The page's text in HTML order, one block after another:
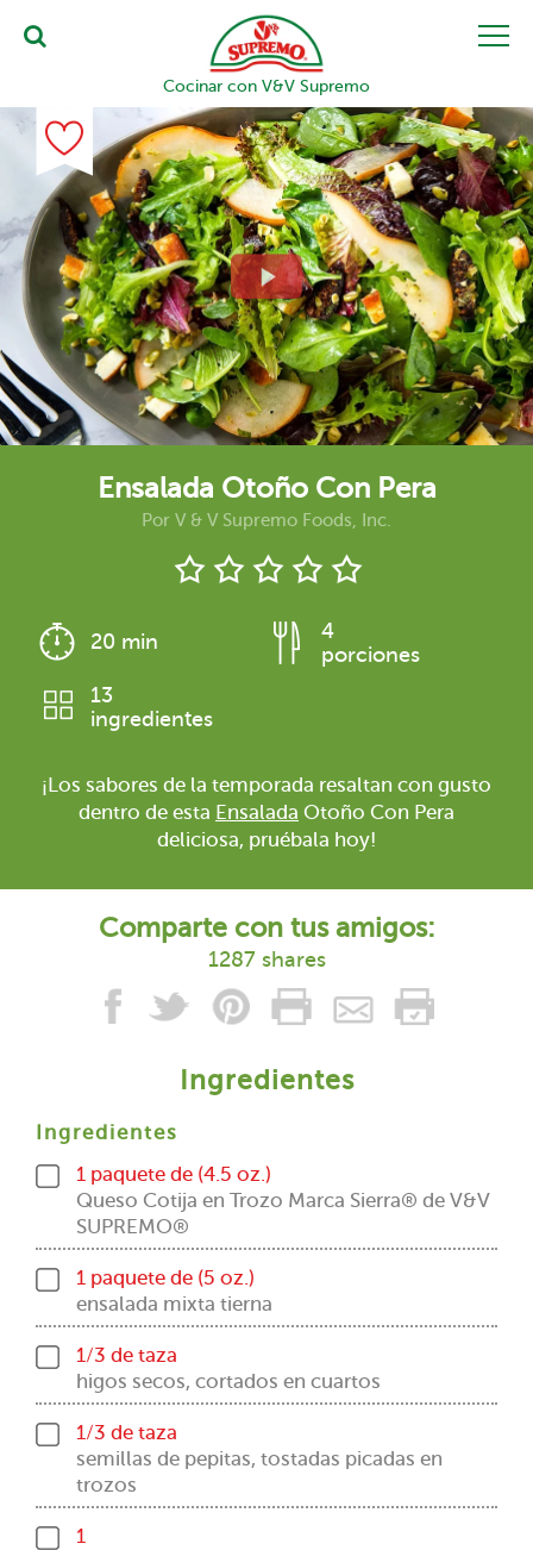
Cocinar con V&V Supremo
Ensalada Otoño Con Pera
Por V & V Supremo Foods, Inc.
20 min
4
porciones
13
ingredientes
¡Los sabores de la temporada resaltan con gusto
dentro de esta Ensalada Otoño Con Pera
deliciosa, pruébala hoy!
Comparte con tus amigos:
1287 shares
Ingredientes
Ingredientes
1 paquete de (4.5 oz.)
Queso Cotija en Trozo Marca Sierra® de V&V
SUPREMO®
1 paquete de (5 oz.)
ensalada mixta tierna
1/3 de taza
higos secos, cortados en cuartos
1/3 de taza
semillas de pepitas, tostadas picadas en
trozos
1